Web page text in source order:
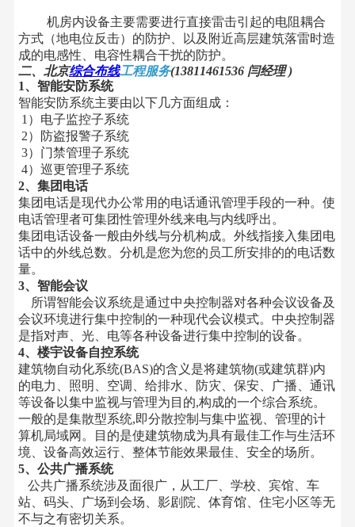
机房内设备主要需要进行直接雷击引起的电阻耦合
方式（地电位反击）的防护、以及附近高层建筑落雷时造
成的电感性、电容性耦合干扰的防护。
二、北京综合布线工程服务(13811461536 闫经理 )
1、智能安防系统
智能安防系统主要由以下几方面组成：
1）电子监控子系统
2）防盗报警子系统
3）门禁管理子系统
4）巡更管理子系统
2、集团电话
集团电话是现代办公常用的电话通讯管理手段的一种。使
电话管理者可集团性管理外线来电与内线呼出。
集团电话设备一般由外线与分机构成。外线指接入集团电
话中的外线总数。分机是您为您的员工所安排的的电话数
量。
3、智能会议
所谓智能会议系统是通过中央控制器对各种会议设备及
会议环境进行集中控制的一种现代会议模式。中央控制器
是指对声、光、电等各种设备进行集中控制的设备。
4、楼宇设备自控系统
建筑物自动化系统(BAS)的含义是将建筑物(或建筑群)内
的电力、照明、空调、给排水、防灾、保安、广播、通讯
等设备以集中监视与管理为目的,构成的一个综合系统。
一般的是集散型系统,即分散控制与集中监视、管理的计
算机局域网。目的是使建筑物成为具有最佳工作与生活环
境、设备高效运行、整体节能效果最佳、安全的场所。
5、公共广播系统
公共广播系统涉及面很广，从工厂、学校、宾馆、车
站、码头、广场到会场、影剧院、体育馆、住宅小区等无
不与之有密切关系。